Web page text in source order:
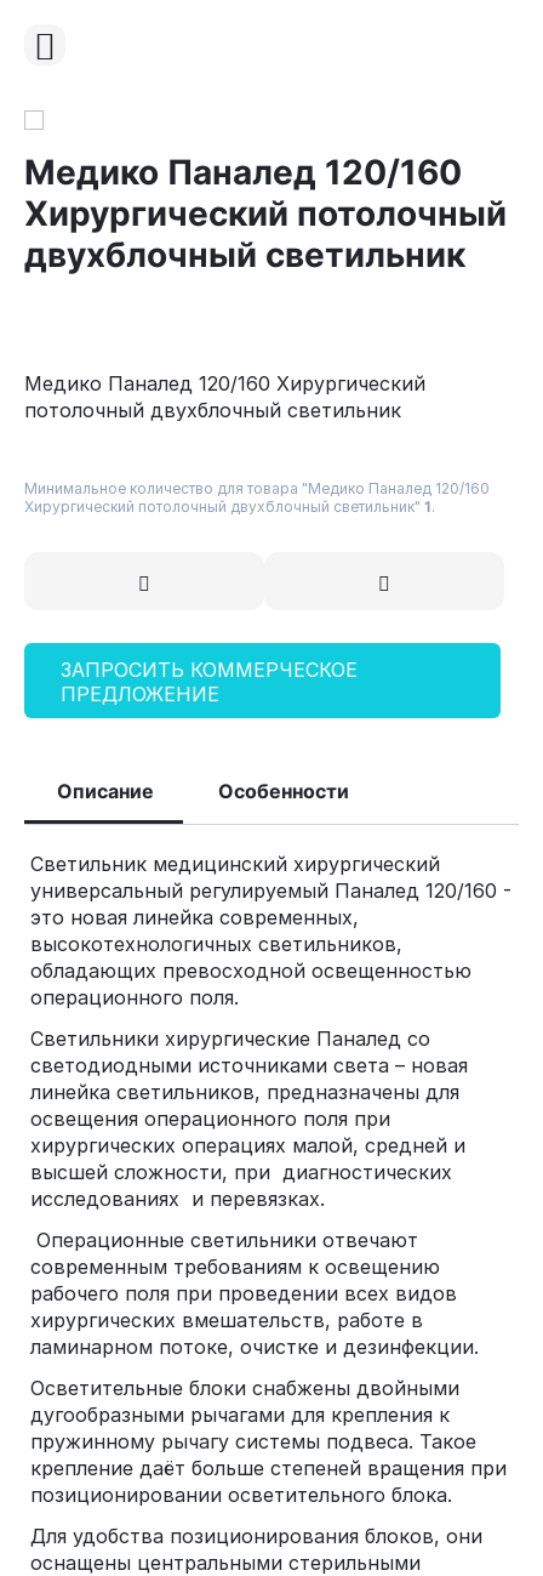
Медико Паналед 120/160
Хирургический потолочный
двухблочный светильник
Медико Паналед 120/160 Хирургический
потолочный двухблочный светильник
Минимальное количество для товара "Медико Паналед 120/160
Хирургический потолочный двухблочный светильник" 1.
ЗАПРОСИТЬ КОММЕРЧЕСКОЕ
ПРЕДЛОЖЕНИЕ
Описание Особенности
Светильник медицинский хирургический
универсальный регулируемый Паналед 120/160 -
это новая линейка современных,
высокотехнологичных светильников,
обладающих превосходной освещенностью
операционного поля.
Светильники хирургические Паналед со
светодиодными источниками света – новая
линейка светильников, предназначены для
освещения операционного поля при
хирургических операциях малой, средней и
высшей сложности, при диагностических
исследованиях и перевязках.
Операционные светильники отвечают
современным требованиям к освещению
рабочего поля при проведении всех видов
хирургических вмешательств, работе в
ламинарном потоке, очистке и дезинфекции.
Осветительные блоки снабжены двойными
дугообразными рычагами для крепления к
пружинному рычагу системы подвеса. Такое
крепление даёт больше степеней вращения при
позиционировании осветительного блока.
Для удобства позиционирования блоков, они
оснащены центральными стерильными